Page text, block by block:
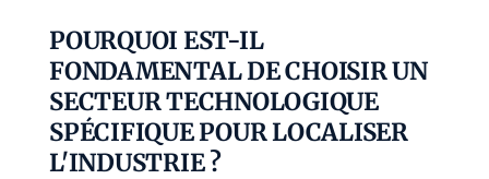
POURQUOI EST-IL
FONDAMENTAL DE CHOISIR UN
SECTEUR TECHNOLOGIQUE
SPÉCIFIQUE POUR LOCALISER
L'INDUSTRIE ?